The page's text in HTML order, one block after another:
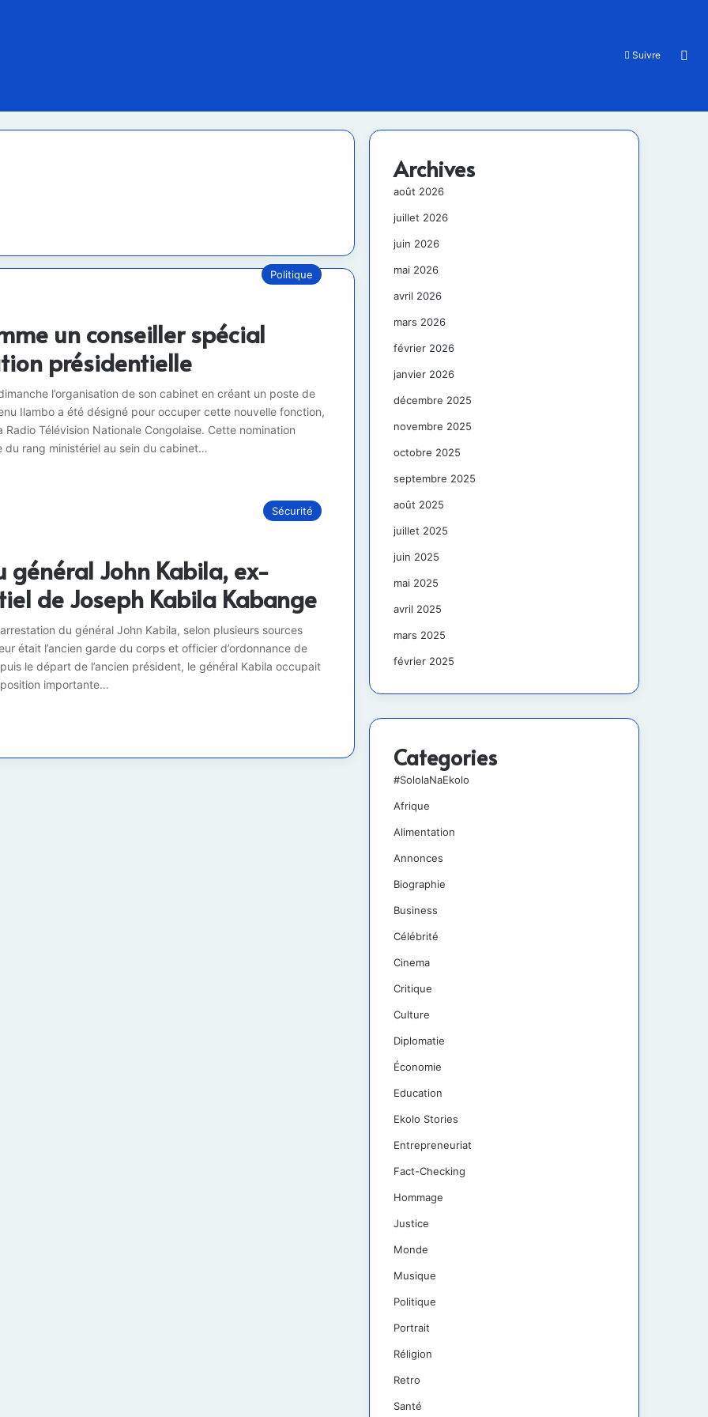
Suivre
Politique
un conseiller spécial
présidentielle
l’organisation de son cabinet en créant un poste de
Ilambo a été désigné pour occuper cette nouvelle fonction,
Télévision Nationale Congolaise. Cette nomination
du rang ministériel au sein du cabinet…
Sécurité
général John Kabila, ex-
de Joseph Kabila Kabange
du général John Kabila, selon plusieurs sources
était l’ancien garde du corps et officier d’ordonnance de
le départ de l’ancien président, le général Kabila occupait
importante…
Archives
août 2026
juillet 2026
juin 2026
mai 2026
avril 2026
mars 2026
février 2026
janvier 2026
décembre 2025
novembre 2025
octobre 2025
septembre 2025
août 2025
juillet 2025
juin 2025
mai 2025
avril 2025
mars 2025
février 2025
Categories
#SololaNaEkolo
Afrique
Alimentation
Annonces
Biographie
Business
Célébrité
Cinema
Critique
Culture
Diplomatie
Économie
Education
Ekolo Stories
Entrepreneuriat
Fact-Checking
Hommage
Justice
Monde
Musique
Politique
Portrait
Réligion
Retro
Santé